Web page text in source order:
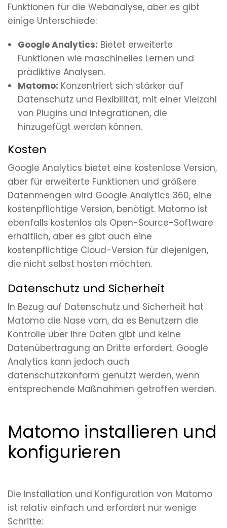
Funktionen für die Webanalyse, aber es gibt
einige Unterschiede:
Google Analytics: Bietet erweiterte
Funktionen wie maschinelles Lernen und
prädiktive Analysen.
Matomo: Konzentriert sich stärker auf
Datenschutz und Flexibilität, mit einer Vielzahl
von Plugins und Integrationen, die
hinzugefügt werden können.
Kosten
Google Analytics bietet eine kostenlose Version,
aber für erweiterte Funktionen und größere
Datenmengen wird Google Analytics 360, eine
kostenpflichtige Version, benötigt. Matomo ist
ebenfalls kostenlos als Open-Source-Software
erhältlich, aber es gibt auch eine
kostenpflichtige Cloud-Version für diejenigen,
die nicht selbst hosten möchten.
Datenschutz und Sicherheit
In Bezug auf Datenschutz und Sicherheit hat
Matomo die Nase vorn, da es Benutzern die
Kontrolle über ihre Daten gibt und keine
Datenübertragung an Dritte erfordert. Google
Analytics kann jedoch auch
datenschutzkonform genutzt werden, wenn
entsprechende Maßnahmen getroffen werden.
Matomo installieren und
konfigurieren
Die Installation und Konfiguration von Matomo
ist relativ einfach und erfordert nur wenige
Schritte: